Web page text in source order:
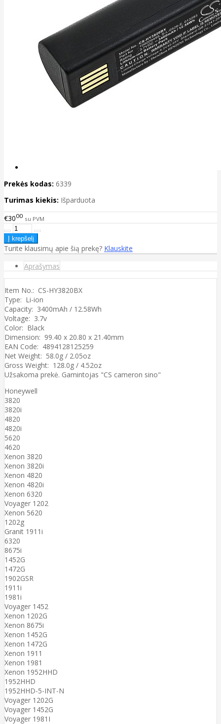
Prekės kodas: 6339
Turimas kiekis: Išparduota
€3000 su PVM
Turite klausimų apie šią prekę? Klauskite
Aprašymas
Item No.: CS-HY3820BX
Type: Li-ion
Capacity: 3400mAh / 12.58Wh
Voltage: 3.7v
Color: Black
Dimension: 99.40 x 20.80 x 21.40mm
EAN Code: 4894128125259
Net Weight: 58.0g / 2.05oz
Gross Weight: 128.0g / 4.52oz
Užsakoma prekė. Gamintojas "CS cameron sino"
Honeywell
3820
3820i
4820
4820i
5620
4620
Xenon 3820
Xenon 3820i
Xenon 4820
Xenon 4820i
Xenon 6320
Voyager 1202
Xenon 5620
1202g
Granit 1911i
6320
8675i
1452G
1472G
1902GSR
1911i
1981i
Voyager 1452
Xenon 1202G
Xenon 8675i
Xenon 1452G
Xenon 1472G
Xenon 1911
Xenon 1981
Xenon 1952HHD
1952HHD
1952HHD-5-INT-N
Voyager 1202G
Voyager 1452G
Voyager 1981I